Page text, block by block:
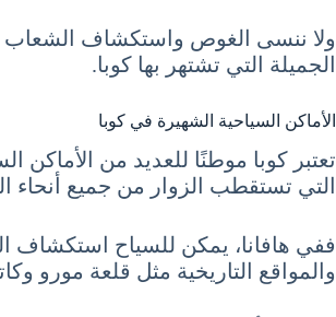
ولا ننسى الغوص واستكشاف الشعاب
الجميلة التي تشتهر بها كوبا.
الأماكن السياحية الشهيرة في كوبا
تعتبر كوبا موطنًا للعديد من الأماكن
التي تستقطب الزوار من جميع أنحاء
ففي هافانا، يمكن للسياح استكشاف
والمواقع التاريخية مثل قلعة مورو